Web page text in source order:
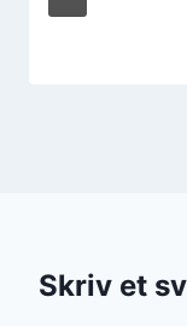
Skriv et